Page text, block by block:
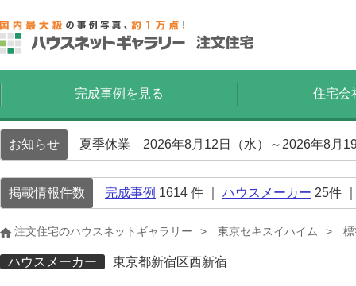
完成事例を見る 住宅会
お知らせ 夏季休業 2026年8月12日（水）～2026年8月
掲載情報件数 完成事例 1614 件 ｜ ハウスメーカー 25件
注文住宅のハウスネットギャラリー 東京セキスイハイム
ハウスメーカー 東京都新宿区西新宿